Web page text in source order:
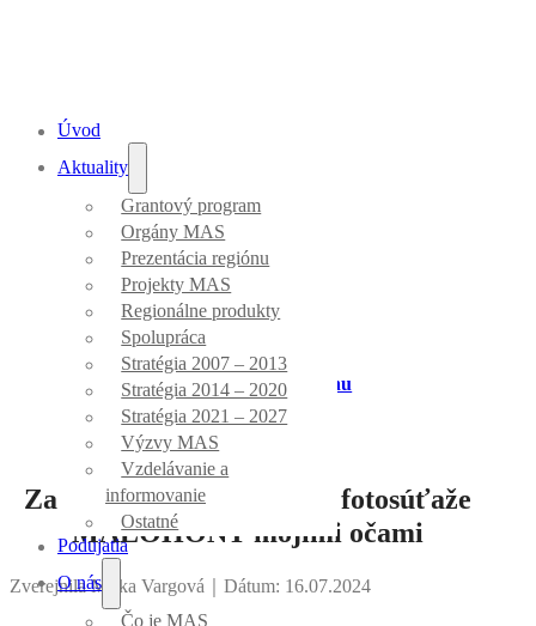
Úvod
Aktuality
Grantový program
Orgány MAS
Prezentácia regiónu
Projekty MAS
Regionálne produkty
Spolupráca
Stratégia 2007 – 2013
Stratégia 2014 – 2020
Stratégia 2021 – 2027
Výzvy MAS
Vzdelávanie a
informovanie
Ostatné
Podujatia
O nás
Čo je MAS
Aktuality
Úvod Prezentácia regiónu
Zapojte sa do 10. ročníka fotosúťaže
MALOHONT mojimi očami
Zverejnila Mirka Vargová Dátum: 16.07.2024